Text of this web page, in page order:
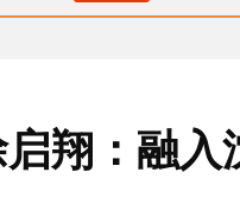
翔：融